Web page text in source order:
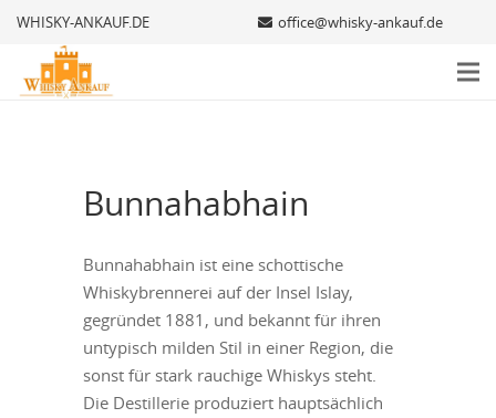
WHISKY-ANKAUF.DE office@whisky-ankauf.de
Bunnahabhain
Bunnahabhain ist eine schottische
Whiskybrennerei auf der Insel Islay,
gegründet 1881, und bekannt für ihren
untypisch milden Stil in einer Region, die
sonst für stark rauchige Whiskys steht.
Die Destillerie produziert hauptsächlich